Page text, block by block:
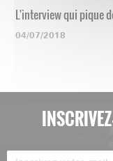
L'interview qui pique
04/07/2018